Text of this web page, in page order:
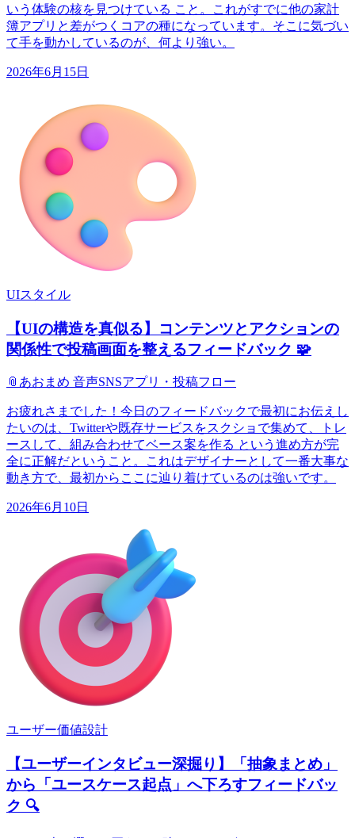
いう体験の核を見つけている こと。これがすでに他の家計
簿アプリと差がつくコアの種になっています。そこに気づい
て手を動かしているのが、何より強い。
2026年6月15日
UIスタイル
【UIの構造を真似る】コンテンツとアクションの
関係性で投稿画面を整えるフィードバック 🧩
📎 あおまめ 音声SNSアプリ・投稿フロー
お疲れさまでした！今日のフィードバックで最初にお伝えし
たいのは、Twitterや既存サービスをスクショで集めて、トレ
ースして、組み合わせてベース案を作る という進め方が完
全に正解だということ。これはデザイナーとして一番大事な
動き方で、最初からここに辿り着けているのは強いです。
2026年6月10日
ユーザー価値設計
【ユーザーインタビュー深掘り】「抽象まとめ」
から「ユースケース起点」へ下ろすフィードバッ
ク 🔍